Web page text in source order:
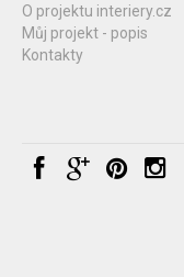
O projektu interiery.cz
Můj projekt - popis
Kontakty